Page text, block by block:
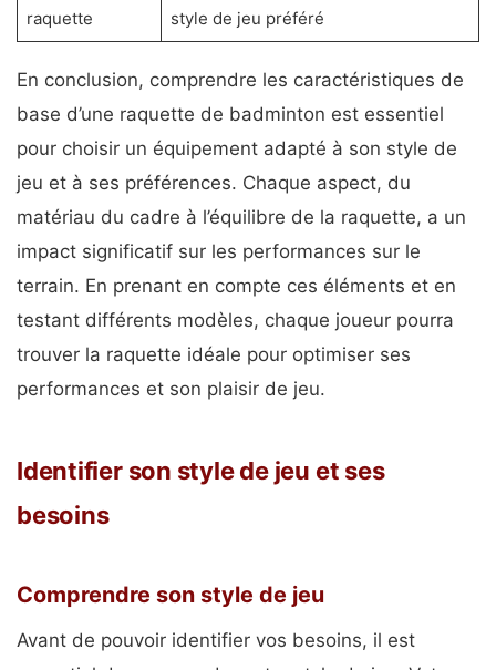
raquette
style de jeu préféré
En conclusion, comprendre les caractéristiques de
base d’une raquette de badminton est essentiel
pour choisir un équipement adapté à son style de
jeu et à ses préférences. Chaque aspect, du
matériau du cadre à l’équilibre de la raquette, a un
impact significatif sur les performances sur le
terrain. En prenant en compte ces éléments et en
testant différents modèles, chaque joueur pourra
trouver la raquette idéale pour optimiser ses
performances et son plaisir de jeu.
Identifier son style de jeu et ses
besoins
Comprendre son style de jeu
Avant de pouvoir identifier vos besoins, il est